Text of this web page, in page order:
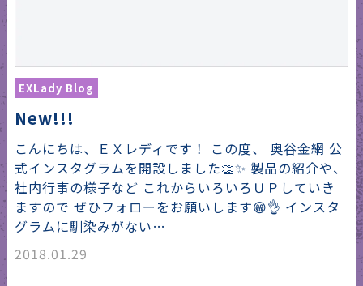
EXLady Blog
New!!!
こんにちは、ＥＸレディです！ この度、 奥谷金網 公
式インスタグラムを開設しました👏✨ 製品の紹介や、
社内行事の様子など これからいろいろＵＰしていき
ますので ぜひフォローをお願いします😁👌 インスタ
グラムに馴染みがない…
2018.01.29